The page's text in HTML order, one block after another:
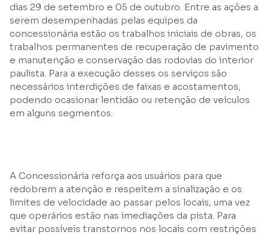
dias 29 de setembro e 05 de outubro. Entre as ações a
serem desempenhadas pelas equipes da
concessionária estão os trabalhos iniciais de obras, os
trabalhos permanentes de recuperação de pavimento
e manutenção e conservação das rodovias do interior
paulista. Para a execução desses os serviços são
necessários interdições de faixas e acostamentos,
podendo ocasionar lentidão ou retenção de veículos
em alguns segmentos.
A Concessionária reforça aos usuários para que
redobrem a atenção e respeitem a sinalização e os
limites de velocidade ao passar pelos locais, uma vez
que operários estão nas imediações da pista. Para
evitar possíveis transtornos nos locais com restrições